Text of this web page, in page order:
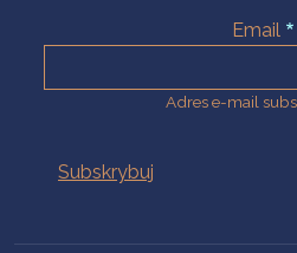
Email
Adres e-mail